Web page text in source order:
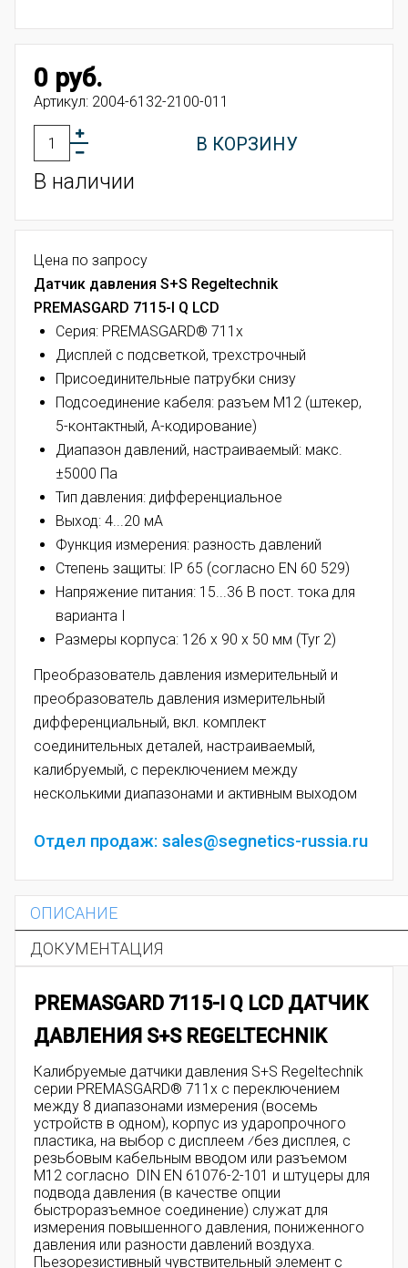
0 руб.
Артикул: 2004-6132-2100-011
В КОРЗИНУ
В наличии
Цена по запросу
Датчик давления S+S Regeltechnik
PREMASGARD 7115-I Q LCD
Серия: PREMASGARD® 711x
Дисплей с подсветкой, трехстрочный
Присоединительные патрубки снизу
Подсоединение кабеля: разъем M12 (штекер,
5-контактный, A-кодирование)
Диапазон давлений, настраиваемый: макс.
±5000 Па
Тип давления: дифференциальное
Выход: 4...20 мA
Функция измерения: разность давлений
Степень защиты: IP 65 (согласно EN 60 529)
Напряжение питания: 15...36 В пост. тока для
варианта I
Размеры корпуса: 126 x 90 x 50 мм (Tyr 2)
Преобразователь давления измерительный и
преобразователь давления измерительный
дифференциальный, вкл. комплект
соединительных деталей, настраиваемый,
калибруемый, с переключением между
несколькими диапазонами и активным выходом
Отдел продаж: sales@segnetics-russia.ru
ОПИСАНИЕ
ДОКУМЕНТАЦИЯ
PREMASGARD 7115-I Q LCD ДАТЧИК
ДАВЛЕНИЯ S+S REGELTECHNIK
Калибруемые датчики давления S+S Regeltechnik
серии PREMASGARD® 711x с переключением
между 8 диапазонами измерения (восемь
устройств в одном), корпус из ударопрочного
пластика, на выбор с дисплеем ⁄без дисплея, с
резьбовым кабельным вводом или разъемом
M12 согласно DIN EN 61076-2-101 и штуцеры для
подвода давления (в качестве опции
быстроразъемное соединение) служат для
измерения повышенного давления, пониженного
давления или разности давлений воздуха.
Пьезорезистивный чувствительный элемент с